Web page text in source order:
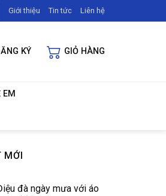
Giới thiệu Tin tức Liên hệ
KÝ GIỎ HÀNG
MỚI
đà ngày mưa với áo